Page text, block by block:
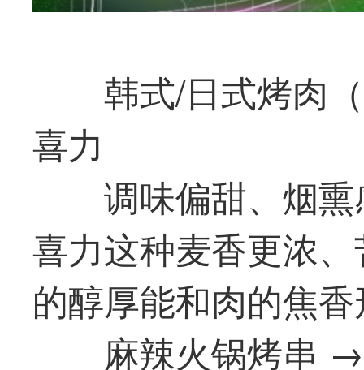
韩式/日式烤肉
喜力
调味偏甜、烟
喜力这种麦香更浓
的醇厚能和肉的焦
麻辣火锅烤串